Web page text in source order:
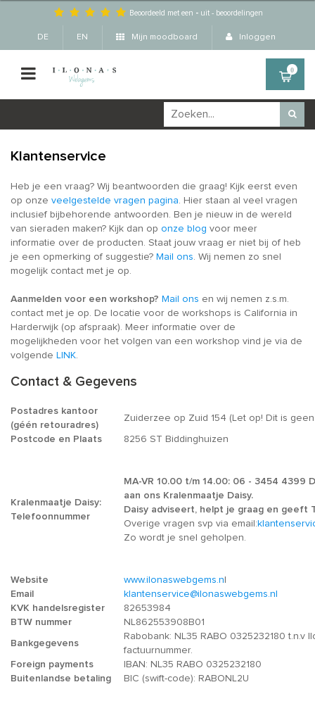
Beoordeeld met een - uit -beoordelingen
DE EN Mijn moodboard Inloggen
0
Klantenservice
Heb je een vraag? Wij beantwoorden die graag! Kijk eerst even
op onze veelgestelde vragen pagina . Hier staan al veel vragen
inclusief bijbehorende antwoorden. Ben je nieuw in de wereld
van sieraden maken? Kijk dan op onze blog voor meer
informatie over de producten. Staat jouw vraag er niet bij of heb
je een opmerking of suggestie? Mail ons . Wij nemen zo snel
mogelijk contact met je op.
Aanmelden voor een workshop? Mail ons en wij nemen z.s.m.
contact met je op. De locatie voor de workshops is California in
Harderwijk (op afspraak). Meer informatie over de
mogelijkheden voor het volgen van een workshop vind je via de
volgende LINK
Contact & Gegevens
Postadres kantoor
(géén retouradres)
Zuiderzee op Zuid 154 (Let op! Dit is
Postcode en Plaats 8256 ST Biddinghuizen
Kralenmaatje Daisy:
Telefoonnummer
MA-VR 10.00 t/m 14.00: 06 - 3454 4399
aan ons Kralenmaatje Daisy.
Daisy adviseert, helpt je graag en geeft
Overige vragen svp via email:
Zo wordt je snel geholpen.
Website www.ilonaswebgems.nl
Email
klantenservice@ilonaswebgems.nl
KVK handelsregister
82653984
BTW nummer
NL862553908B01
Bankgegevens
Rabobank: NL35 RABO 0325232180 t.n.v
factuurnummer.
Foreign payments
IBAN: NL35 RABO 0325232180
Buitenlandse betaling
BIC (swift-code): RABONL2U